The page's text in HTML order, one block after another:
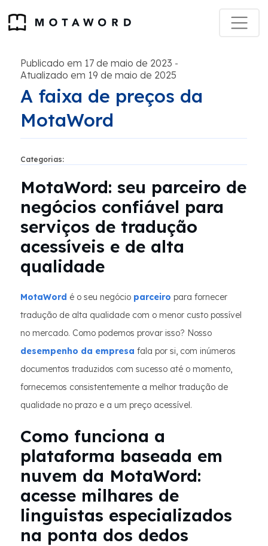
Publicado em 17 de maio de 2023 -
Atualizado em 19 de maio de 2025
A faixa de preços da
MotaWord
Categorias:
MotaWord: seu parceiro de
negócios confiável para
serviços de tradução
acessíveis e de alta
qualidade
MotaWord é o seu negócio parceiro para fornecer
tradução de alta qualidade com o menor custo possível
no mercado. Como podemos provar isso? Nosso
desempenho da empresa fala por si, com inúmeros
documentos traduzidos com sucesso até o momento,
fornecemos consistentemente a melhor tradução de
qualidade no prazo e a um preço acessível.
Como funciona a
plataforma baseada em
nuvem da MotaWord:
acesse milhares de
linguistas especializados
na ponta dos dedos